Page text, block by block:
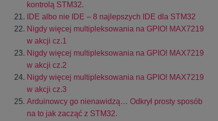
kontrolą STM32.
IDE albo nie IDE – 8 najlepszych IDE dla STM32
Nigdy więcej multipleksowania na GPIO! MAX7219
w akcji cz.1
Nigdy więcej multipleksowania na GPIO! MAX7219
w akcji cz.2
Nigdy więcej multipleksowania na GPIO! MAX7219
w akcji cz.3
Arduinowcy go nienawidzą… Odkrył prosty sposób
na to jak zacząć z STM32.